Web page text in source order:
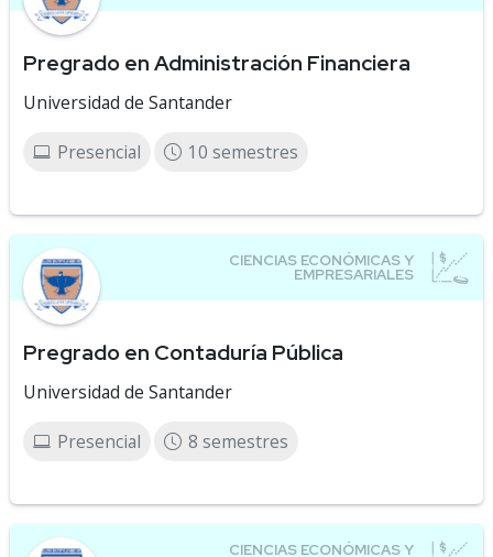
Pregrado en Administración Financiera
Universidad de Santander
Presencial 10 semestres
Pregrado en Contaduría Pública
Universidad de Santander
Presencial 8 semestres